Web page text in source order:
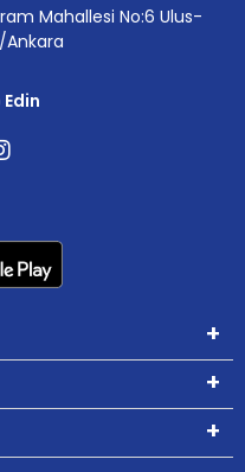
Mahallesi No:6 Ulus-
Ankara